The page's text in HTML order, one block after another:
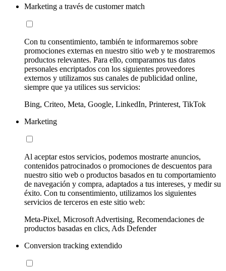
Marketing a través de customer match
Con tu consentimiento, también te informaremos sobre
promociones externas en nuestro sitio web y te mostraremos
productos relevantes. Para ello, comparamos tus datos
personales encriptados con los siguientes proveedores
externos y utilizamos sus canales de publicidad online,
siempre que ya utilices sus servicios:
Bing, Criteo, Meta, Google, LinkedIn, Printerest, TikTok
Marketing
Al aceptar estos servicios, podemos mostrarte anuncios,
contenidos patrocinados o promociones de descuentos para
nuestro sitio web o productos basados en tu comportamiento
de navegación y compra, adaptados a tus intereses, y medir su
éxito. Con tu consentimiento, utilizamos los siguientes
servicios de terceros en este sitio web:
Meta-Pixel, Microsoft Advertising, Recomendaciones de
productos basadas en clics, Ads Defender
Conversion tracking extendido